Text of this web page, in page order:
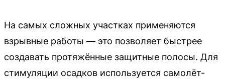
На самых сложных участках применяются
взрывные работы — это позволяет быстрее
создавать протяжённые защитные полосы. Для
стимуляции осадков используется самолёт-